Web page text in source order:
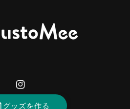
Instagram
グッズを作る